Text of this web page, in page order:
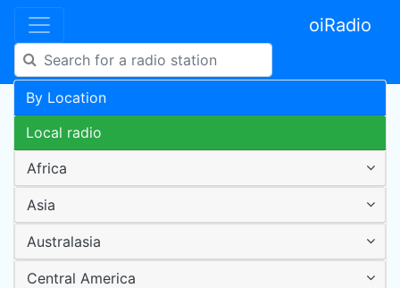
oiRadio
By Location
Local radio
Africa
Asia
Australasia
Central America